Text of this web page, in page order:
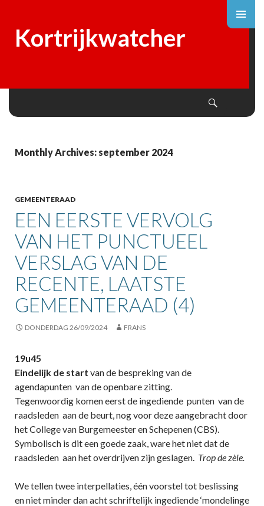
Kortrijkwatcher
Monthly Archives: september 2024
GEMEENTERAAD
EEN EERSTE VERVOLG
VAN HET PUNCTUEEL
VERSLAG VAN DE
RECENTE, LAATSTE
GEMEENTERAAD (4)
DONDERDAG 26/09/2024 FRANS
19u45
Eindelijk de start van de bespreking van de
agendapunten van de openbare zitting.
Tegenwoordig komen eerst de ingediende punten van de
raadsleden aan de beurt, nog voor deze aangebracht door
het College van Burgemeester en Schepenen (CBS).
Symbolisch is dit een goede zaak, ware het niet dat de
raadsleden aan het overdrijven zijn geslagen. Trop de zèle.
We tellen twee interpellaties, één voorstel tot beslissing
en niet minder dan acht schriftelijk ingediende ‘mondelinge